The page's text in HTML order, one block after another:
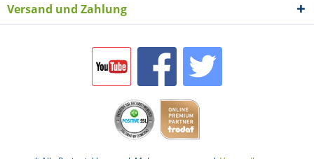
Versand und Zahlung